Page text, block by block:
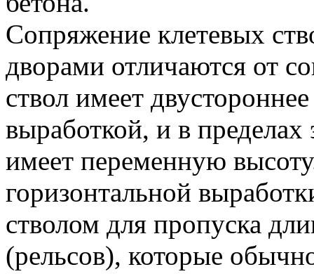
Сопряжение клетевых
дворами отличаются от
ствол имеет
выработкой, и в
имеет переменную
горизонтальной
стволом для пропуска
(рельсов), которые